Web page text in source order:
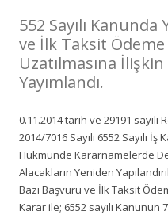
552 Sayılı
ve İlk Taksit
Uzatılmasına
Yayımlandı.
0.11.2014 tarih ve 29191 sayılı
2014/7016 Sayılı 6552 Sayılı
Hükmünde Kararnamelerde
Alacakların Yeniden
Bazı Başvuru ve İlk Taksit
Karar ile; 6552 sayılı